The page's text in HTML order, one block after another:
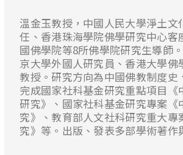
溫金玉教授，中國人民大學淨土文
任、香港珠海學院佛學研究中心客
國佛學院等8所佛學院研究生導師
京大學外國人研究員、香港大學佛
教授。研究方向為中國佛教制度史
完成國家社科基金研究重點項目《
研究》、國家社科基金研究專案《
究》、教育部人文社科研究重大專
究》等。出版、發表多部學術著作